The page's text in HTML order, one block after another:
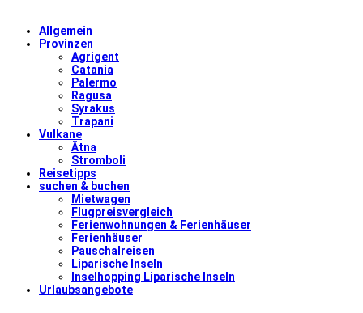
Allgemein
Provinzen
Agrigent
Catania
Palermo
Ragusa
Syrakus
Trapani
Vulkane
Ätna
Stromboli
Reisetipps
suchen & buchen
Mietwagen
Flugpreisvergleich
Ferienwohnungen & Ferienhäuser
Ferienhäuser
Pauschalreisen
Liparische Inseln
Inselhopping Liparische Inseln
Urlaubsangebote